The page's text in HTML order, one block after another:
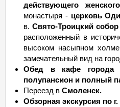
действующего
монастыря - церковь
в. Свято-Троицкий собор
расположенный в
высоком насыпном
замечательный вид на
Обед в кафе города
полупансион и полный
Переезд в Смоленск.
Обзорная экскурсия по